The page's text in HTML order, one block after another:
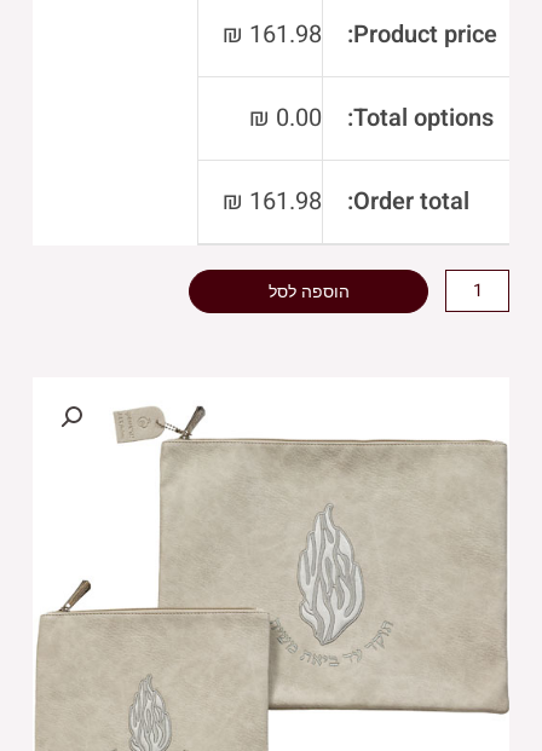
Product price:
161.98
₪
Total options:
0.00
₪
Order total:
161.98
₪
בטון
האש
שלי
הוספה לסל